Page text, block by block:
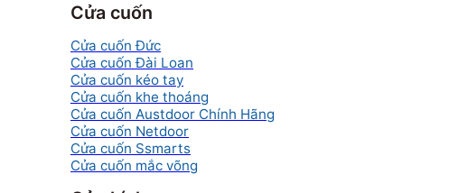
Cửa cuốn
Cửa cuốn Đức
Cửa cuốn Đài Loan
Cửa cuốn kéo tay
Cửa cuốn khe thoáng
Cửa cuốn Austdoor Chính Hãng
Cửa cuốn Netdoor
Cửa cuốn Ssmarts
Cửa cuốn mắc võng